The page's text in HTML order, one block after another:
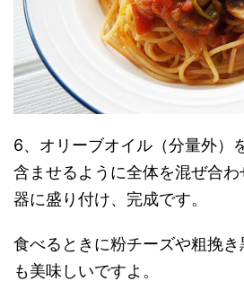
6、オリーブオイル（分量外）
含ませるように全体を混ぜ合わ
器に盛り付け、完成です。
食べるときに粉チーズや粗挽
も美味しいですよ。